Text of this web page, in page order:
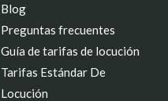
Blog
Preguntas frecuentes
Guía de tarifas de locución
Tarifas Estándar De
Locución